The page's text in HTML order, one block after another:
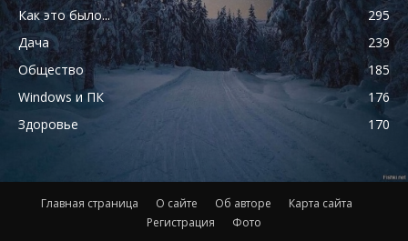
Как это было...
295
Дача
239
Общество
185
Windows и ПК
176
Здоровье
170
Главная страница О сайте Об авторе
Карта сайта
Регистрация
Фото